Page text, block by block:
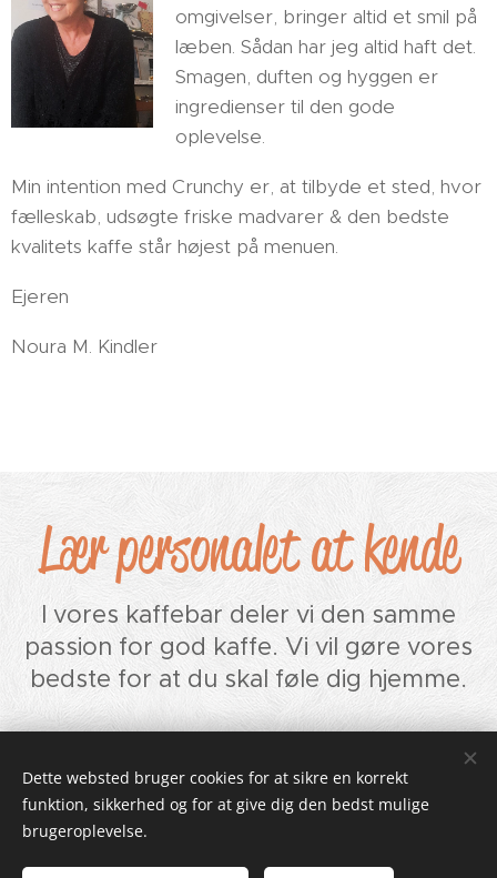
omgivelser, bringer altid et smil på
læben. Sådan har jeg altid haft det.
Smagen, duften og hyggen er
ingredienser til den gode
oplevelse.
Min intention med Crunchy er, at tilbyde et sted, hvor
fælleskab, udsøgte friske madvarer & den bedste
kvalitets kaffe står højest på menuen.
Ejeren
Noura M. Kindler
Lær personalet at kende
I vores kaffebar deler vi den samme
passion for god kaffe. Vi vil gøre vores
bedste for at du skal føle dig hjemme.
Dette websted bruger cookies for at sikre en korrekt
funktion, sikkerhed og for at give dig den bedst mulige
brugeroplevelse.